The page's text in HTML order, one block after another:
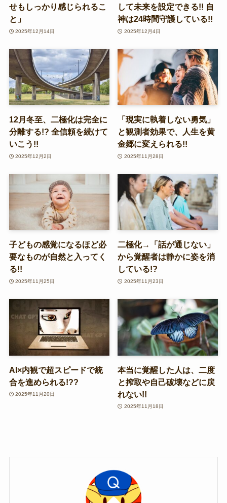
せもしっかり感じられるこ
と」
2025年12月14日
して未来を設定できる!! 自
神は24時間守護している!!
2025年12月4日
12月冬至、二極化は完全に
分離する!? 全信頼を続けて
いこう!!
2025年12月2日
「現実に執着しない勇気」
と観測者効果で、人生を黄
金郷に変えられる!!
2025年11月28日
子どもの感覚になるほど必
要なものが自然と入ってく
る!!
2025年11月25日
二極化→「話が通じない」
から覚醒者は静かに姿を消
している!?
2025年11月23日
AI×内観で超スピードで統
合を進められる!??
2025年11月20日
本当に覚醒した人は、二度
と搾取や自己破壊などに戻
れない!!
2025年11月18日